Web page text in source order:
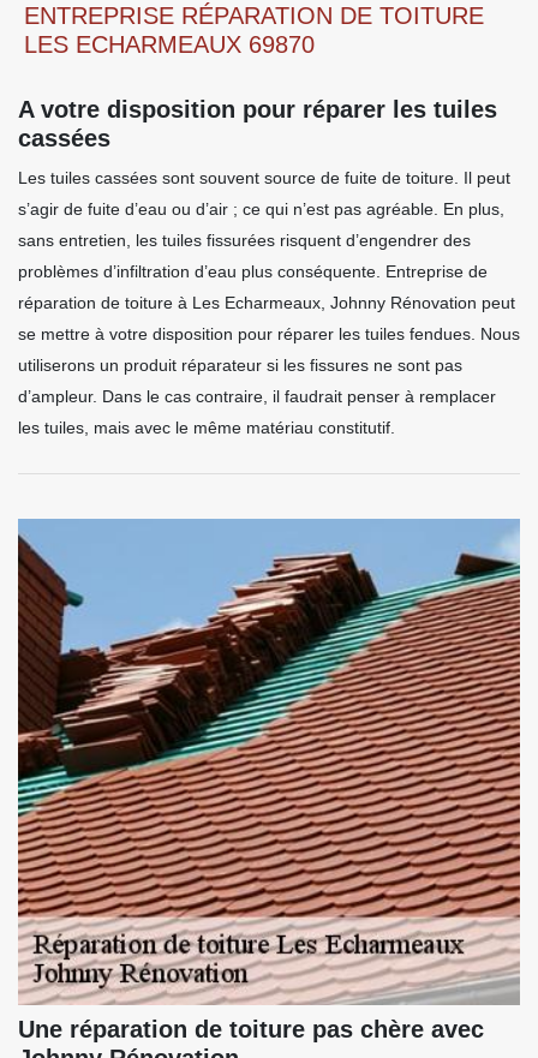
ENTREPRISE RÉPARATION DE TOITURE
LES ECHARMEAUX 69870
A votre disposition pour réparer les tuiles
cassées
Les tuiles cassées sont souvent source de fuite de toiture. Il peut
s’agir de fuite d’eau ou d’air ; ce qui n’est pas agréable. En plus,
sans entretien, les tuiles fissurées risquent d’engendrer des
problèmes d’infiltration d’eau plus conséquente. Entreprise de
réparation de toiture à Les Echarmeaux, Johnny Rénovation peut
se mettre à votre disposition pour réparer les tuiles fendues. Nous
utiliserons un produit réparateur si les fissures ne sont pas
d’ampleur. Dans le cas contraire, il faudrait penser à remplacer
les tuiles, mais avec le même matériau constitutif.
Une réparation de toiture pas chère avec